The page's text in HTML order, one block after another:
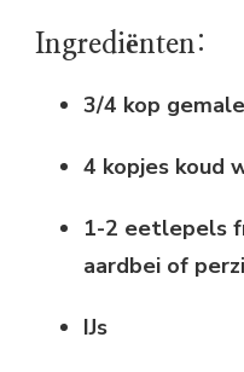
Ingrediënten:
3/4 kop
4 kopjes koud
1-2 eetlepels
aardbei of
IJs